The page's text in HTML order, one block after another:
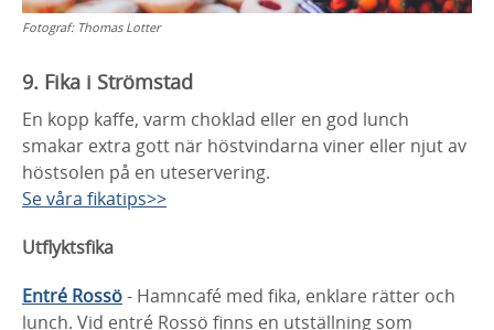
Fotograf: Thomas Lotter
9. Fika i Strömstad
En kopp kaffe, varm choklad eller en god lunch
smakar extra gott när höstvindarna viner eller njut av
höstsolen på en uteservering.
Se våra fikatips>>
Utflyktsfika
Entré Rossö- Hamncafé med fika, enklare rätter och
lunch. Vid entré Rossö finns en utställning som